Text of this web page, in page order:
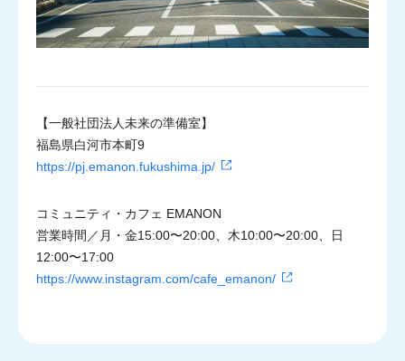
【一般社団法人未来の準備室】
福島県白河市本町9
https://pj.emanon.fukushima.jp/
コミュニティ・カフェ EMANON
営業時間／月・金15:00〜20:00、木10:00〜20:00、日
12:00〜17:00
https://www.instagram.com/cafe_emanon/